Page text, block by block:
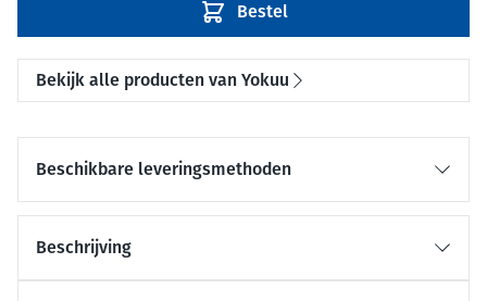
Bestel
Bekijk alle producten van Yokuu
Beschikbare leveringsmethoden
Beschrijving